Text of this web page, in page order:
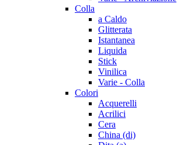
Colla
a Caldo
Glitterata
Istantanea
Liquida
Stick
Vinilica
Varie - Colla
Colori
Acquerelli
Acrilici
Cera
China (di)